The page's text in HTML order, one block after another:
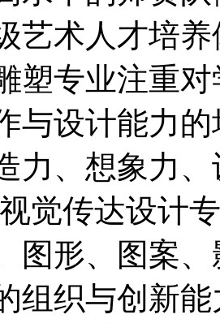
艺术人才培
塑专业注重
与设计能力
力、想象力
觉传达设计
图形、图案
组织与创新